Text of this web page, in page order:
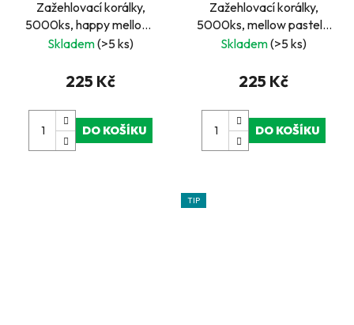
Zažehlovací korálky,
5000ks, happy mellow-
kbelík
Skladem(>5 ks)
225 Kč
DO KOŠÍKU
Zažehlovací korálky,
5000ks, mellow pastel -
kbelík
Skladem(>5 ks)
225 Kč
DO KOŠÍKU
TIP